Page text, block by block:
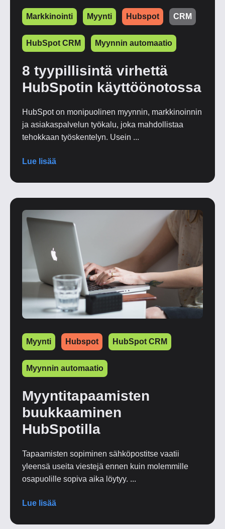
Markkinointi Myynti Hubspot CRM
HubSpot CRM Myynnin automaatio
8 tyypillisintä virhettä
HubSpotin käyttöönotossa
HubSpot on monipuolinen myynnin, markkinoinnin
ja asiakaspalvelun työkalu, joka mahdollistaa
tehokkaan työskentelyn. Usein ...
Lue lisää
Myynti Hubspot HubSpot CRM
Myynnin automaatio
Myyntitapaamisten
buukkaaminen
HubSpotilla
Tapaamisten sopiminen sähköpostitse vaatii
yleensä useita viestejä ennen kuin molemmille
osapuolille sopiva aika löytyy. ...
Lue lisää